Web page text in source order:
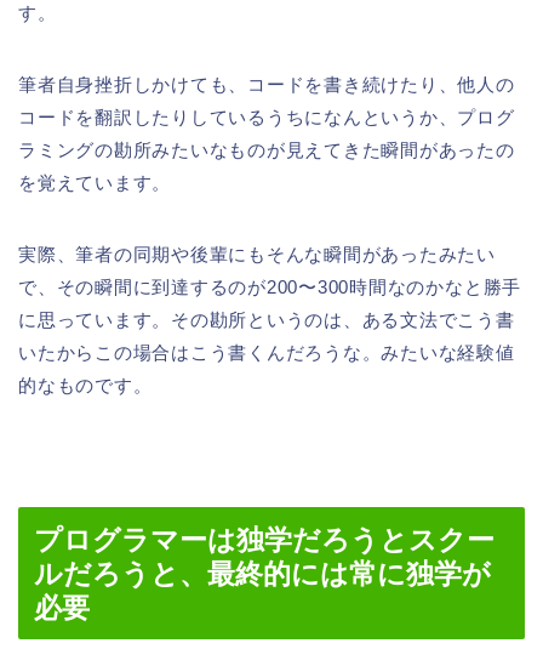
す。
筆者自身挫折しかけても、コードを書き続けたり、他人の
コードを翻訳したりしているうちになんというか、プログ
ラミングの勘所みたいなものが見えてきた瞬間があったの
を覚えています。
実際、筆者の同期や後輩にもそんな瞬間があったみたい
で、その瞬間に到達するのが200〜300時間なのかなと勝手
に思っています。その勘所というのは、ある文法でこう書
いたからこの場合はこう書くんだろうな。みたいな経験値
的なものです。
プログラマーは独学だろうとスクー
ルだろうと、最終的には常に独学が
必要